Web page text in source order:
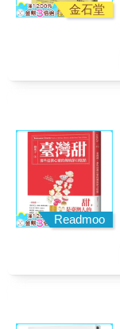
金石堂
Readmoo